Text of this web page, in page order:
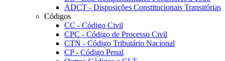
ADCT - Disposições Constitucionais Transitórias
Códigos
CC - Código Civil
CPC - Código de Processo Civil
CTN - Código Tributário Nacional
CP - Código Penal